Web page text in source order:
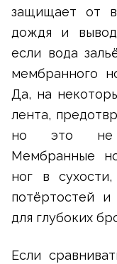
защищает от
дождя и
если вода
мембранного
Да, на
лента,
но это не
Мембранные
ног в
потёртостей
для глубоких
Если